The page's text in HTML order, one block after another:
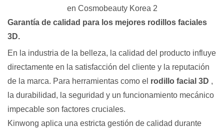
Garantía de calidad para los mejores rodillos faciales
3D.
En la industria de la belleza, la calidad del producto influye
directamente en la satisfacción del cliente y la reputación
de la marca. Para herramientas como el rodillo facial 3D ,
la durabilidad, la seguridad y un funcionamiento mecánico
impecable son factores cruciales.
Kinwong aplica una estricta gestión de calidad durante